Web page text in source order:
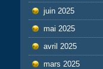
juin 2025
mai 2025
avril 2025
mars 2025